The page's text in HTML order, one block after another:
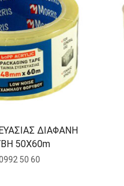
ΔΙΑΦΑΝΗ
50X60m
50 60